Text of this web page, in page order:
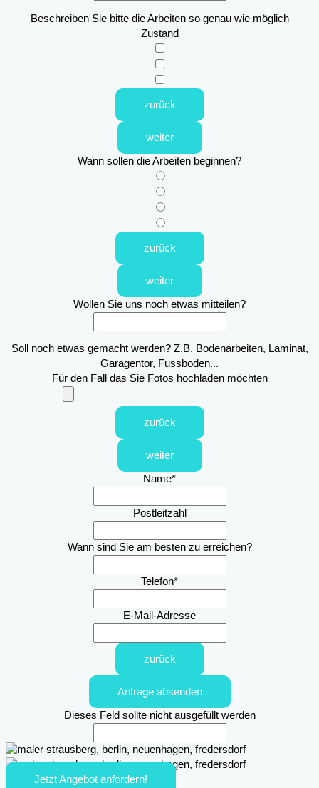
Beschreiben Sie bitte die Arbeiten so genau wie möglich
Zustand
zurück
weiter
Wann sollen die Arbeiten beginnen?
zurück
weiter
Wollen Sie uns noch etwas mitteilen?
Soll noch etwas gemacht werden? Z.B. Bodenarbeiten, Laminat,
Garagentor, Fussboden...
Für den Fall das Sie Fotos hochladen möchten
zurück
weiter
Name*
Postleitzahl
Wann sind Sie am besten zu erreichen?
Telefon*
E-Mail-Adresse
zurück
Anfrage absenden
Dieses Feld sollte nicht ausgefüllt werden
Jetzt Angebot anfordern!